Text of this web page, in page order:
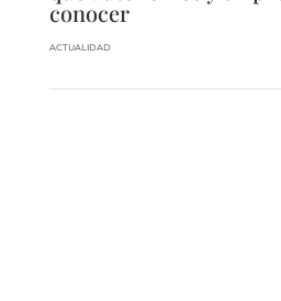
conocer
ACTUALIDAD